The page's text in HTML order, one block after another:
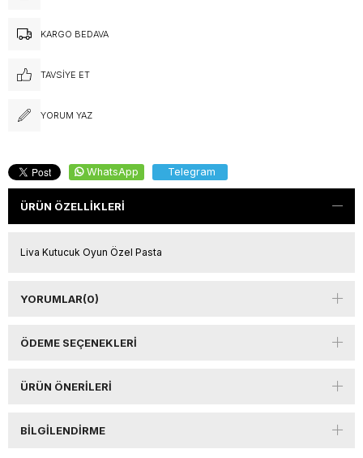
KARGO BEDAVA
TAVSIYE ET
YORUM YAZ
WhatsApp Telegram
ÜRÜN ÖZELLIKLERI
Liva Kutucuk Oyun Özel Pasta
YORUMLAR(0)
ÖDEME SEÇENEKLERI
ÜRÜN ÖNERILERI
BILGILENDIRME